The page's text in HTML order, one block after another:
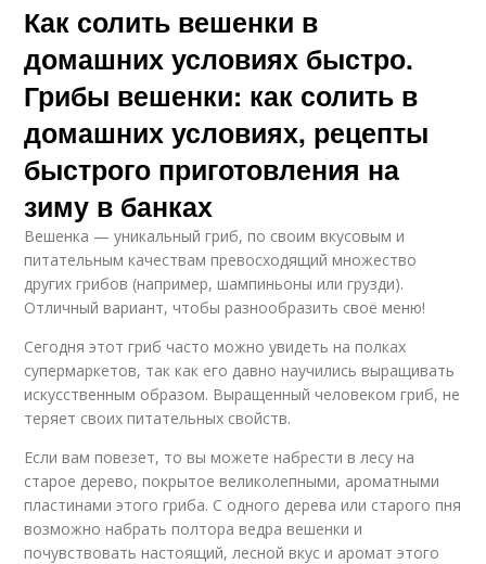
Как солить вешенки в
домашних условиях быстро.
Грибы вешенки: как солить в
домашних условиях, рецепты
быстрого приготовления на
зиму в банках
Вешенка — уникальный гриб, по своим вкусовым и
питательным качествам превосходящий множество
других грибов (например, шампиньоны или грузди).
Отличный вариант, чтобы разнообразить своё меню!
Сегодня этот гриб часто можно увидеть на полках
супермаркетов, так как его давно научились выращивать
искусственным образом. Выращенный человеком гриб, не
теряет своих питательных свойств.
Если вам повезет, то вы можете набрести в лесу на
старое дерево, покрытое великолепными, ароматными
пластинами этого гриба. С одного дерева или старого пня
возможно набрать полтора ведра вешенки и
почувствовать настоящий, лесной вкус и аромат этого